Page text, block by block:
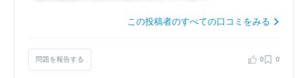
この投稿者のすべての口コミをみる
問題を報告する 0 0